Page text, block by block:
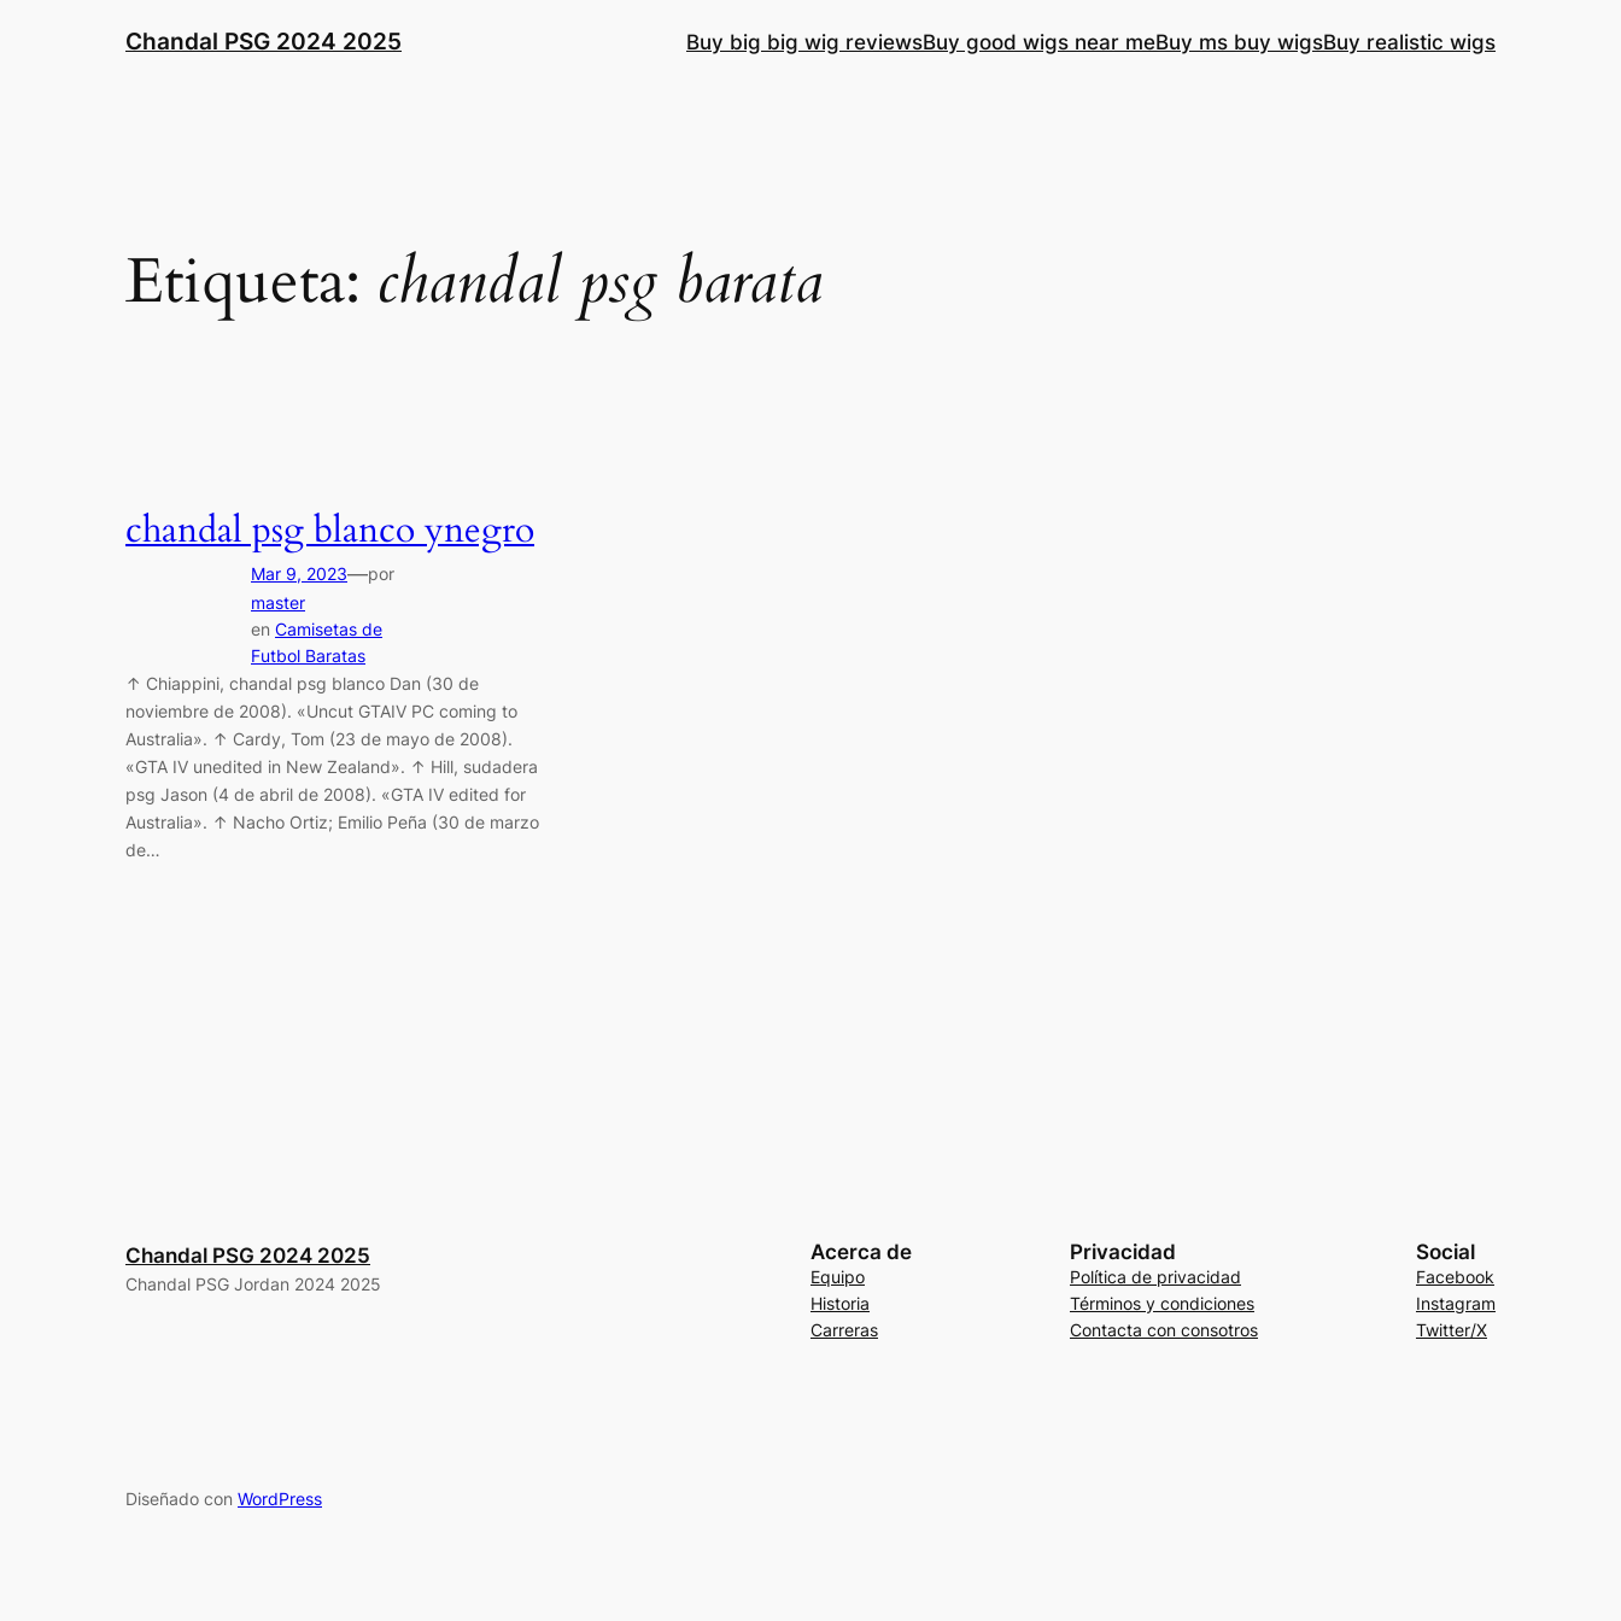
Chandal PSG 2024 2025 Buy big big wig reviewsBuy good wigs near meBuy ms buy wigsBuy realistic wigs
Etiqueta: chandal psg barata
chandal psg blanco ynegro
Mar 9, 2023—por
master
en Camisetas de
Futbol Baratas
↑ Chiappini, chandal psg blanco Dan (30 de
noviembre de 2008). «Uncut GTAIV PC coming to
Australia». ↑ Cardy, Tom (23 de mayo de 2008).
«GTA IV unedited in New Zealand». ↑ Hill, sudadera
psg Jason (4 de abril de 2008). «GTA IV edited for
Australia». ↑ Nacho Ortiz; Emilio Peña (30 de marzo
de…
Chandal PSG 2024 2025
Chandal PSG Jordan 2024 2025
Acerca de
Equipo
Historia
Carreras
Privacidad
Política de privacidad
Términos y condiciones
Contacta con consotros
Social
Facebook
Instagram
Twitter/X
Diseñado con WordPress